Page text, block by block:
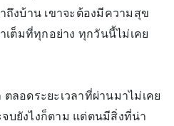
ถึงบ้าน เขาจะต้องมีความสุข
เต็มที่ทุกอย่าง ทุกวันนี้ไม่เคย
ลอดระยะเวลาที่ผ่านมาไม่เคย
บยังไงก็ตาม แต่ตนมีสิ่งที่น่า